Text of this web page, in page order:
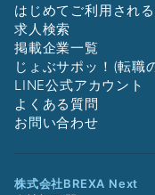
はじめてご利用され
求人検索
掲載企業一覧
じょぶサポッ！(転職
LINE公式アカウント
よくある質問
お問い合わせ
株式会社BREXA Next